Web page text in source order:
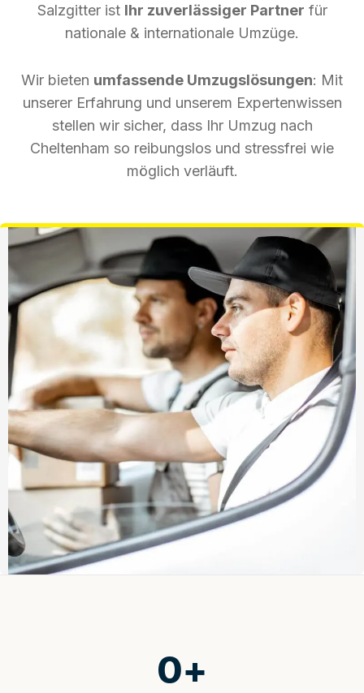
Salzgitter ist Ihr zuverlässiger Partner für
nationale & internationale Umzüge.
Wir bieten umfassende Umzugslösungen: Mit
unserer Erfahrung und unserem Expertenwissen
stellen wir sicher, dass Ihr Umzug nach
Cheltenham so reibungslos und stressfrei wie
möglich verläuft.
0+